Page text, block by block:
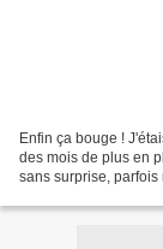
Enfin ça bouge !
des mois de plus en
sans surprise, parfois